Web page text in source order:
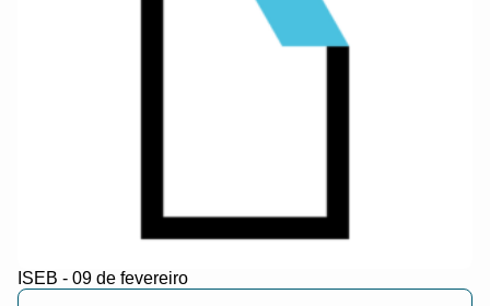
ISEB - 09 de fevereiro